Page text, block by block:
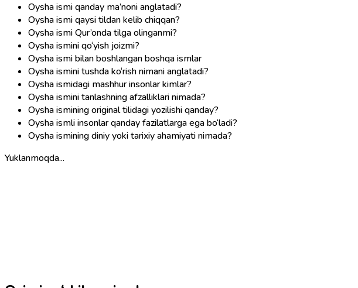
Oysha ismi qanday ma’noni anglatadi?
Oysha ismi qaysi tildan kelib chiqqan?
Oysha ismi Qur’onda tilga olinganmi?
Oysha ismini qo‘yish joizmi?
Oysha ismi bilan boshlangan boshqa ismlar
Oysha ismini tushda ko‘rish nimani anglatadi?
Oysha ismidagi mashhur insonlar kimlar?
Oysha ismini tanlashning afzalliklari nimada?
Oysha ismining original tilidagi yozilishi qanday?
Oysha ismli insonlar qanday fazilatlarga ega bo‘ladi?
Oysha ismining diniy yoki tarixiy ahamiyati nimada?
Yuklanmoqda...